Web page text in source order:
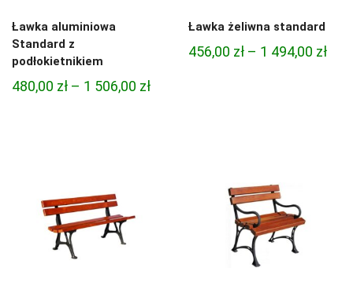
Ławka aluminiowa
Standard z
podłokietnikiem
480,00 zł – 1 506,00 złZakres
Ławka żeliwna standard
456,00 zł – 1 494,00 zł